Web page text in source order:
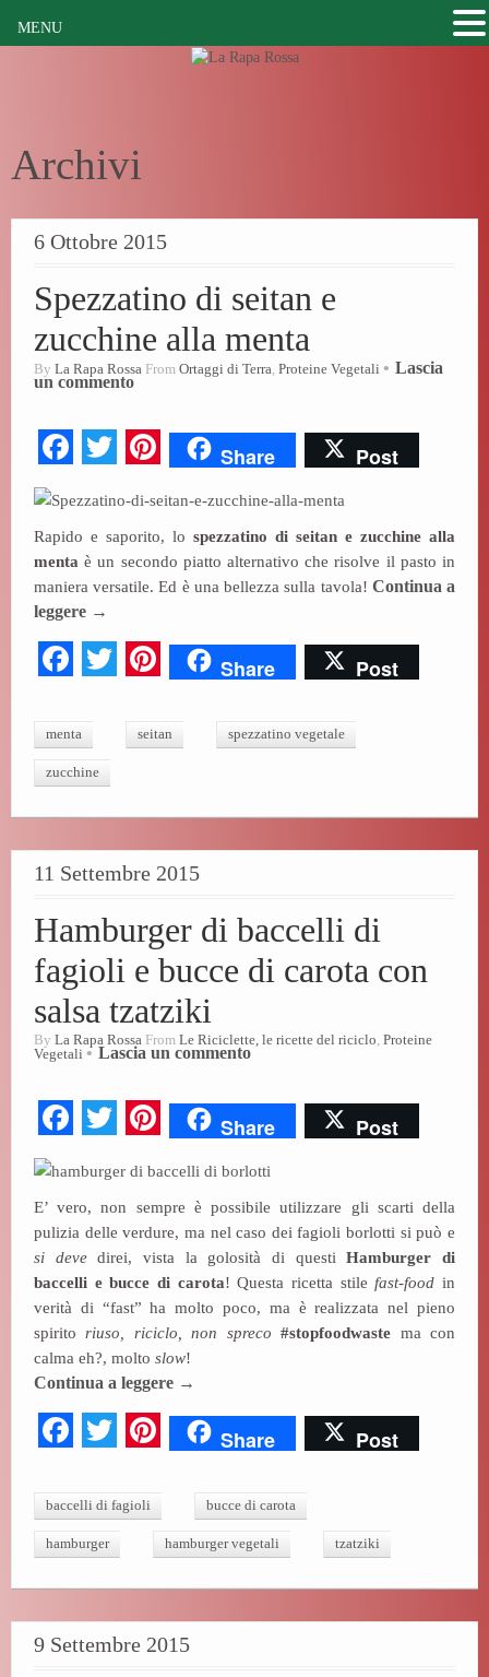
Archivi
6 Ottobre 2015
Spezzatino di seitan e
zucchine alla menta
By La Rapa Rossa From Ortaggi di Terra, Proteine Vegetali Lascia
un commento
Fa
bo
ok
T
tte
r
Pi
er
es
t
Share Post
Rapido e saporito, lo spezzatino di seitan e zucchine alla
menta è un secondo piatto alternativo che risolve il pasto in
maniera versatile. Ed è una bellezza sulla tavola! Continua a
leggere →
Fa
bo
ok
T
tte
Pi
er
Share Post
menta seitan spezzatino vegetale
zucchine
11 Settembre 2015
Hamburger di baccelli di
fagioli e bucce di carota con
salsa tzatziki
By La Rapa Rossa From Le Riciclette, le ricette del riciclo, Proteine
Vegetali
Lascia un commento
Fa
bo
ok
T
tte
r
Pi
er
es
t
Share Post
E’ vero, non sempre è possibile utilizzare gli scarti della
pulizia delle verdure, ma nel caso dei fagioli borlotti si può e
si devedirei, vista la golosità di questiHamburger di
baccelli e bucce di carota! Questa ricetta stilefast-food in
verità di “fast” ha molto poco, ma è realizzata nel pieno
spiritoriuso, riciclo, non spreco #stopfoodwaste ma con
calma eh?, molto slow!
Continua a leggere →
Fa
bo
ok
T
tte
Pi
es
t
Share Post
baccelli di fagioli bucce di carota
hamburger hamburger vegetali tzatziki
9 Settembre 2015
MENU